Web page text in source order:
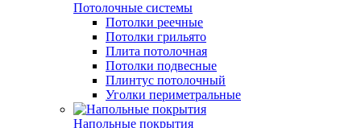
Потолочные системы
Потолки реечные
Потолки грильято
Плита потолочная
Потолки подвесные
Плинтус потолочный
Уголки периметральные
Напольные покрытия